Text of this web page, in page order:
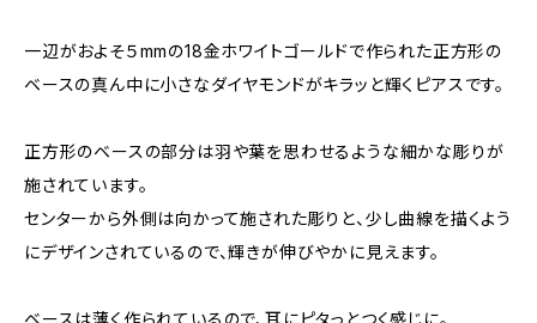
一辺がおよそ５mmの18金ホワイトゴールドで作られた正方形の
ベースの真ん中に小さなダイヤモンドがキラッと輝くピアスです。
正方形のベースの部分は羽や葉を思わせるような細かな彫りが
施されています。
センターから外側は向かって施された彫りと、少し曲線を描くよう
にデザインされているので、輝きが伸びやかに見えます。
ベースは薄く作られているので、耳にピタっとつく感じに。